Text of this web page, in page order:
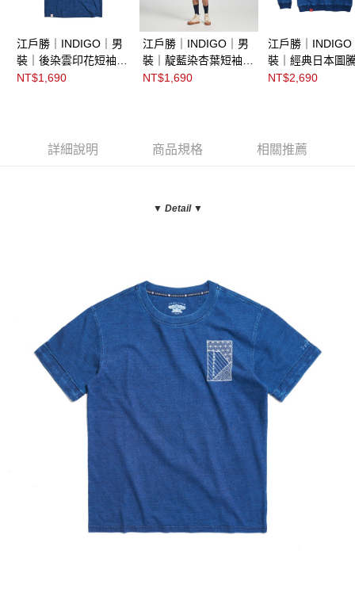
江戶勝｜INDIGO｜男
裝｜後染雲印花短袖T
恤
NT$1,690
江戶勝｜INDIGO｜男
裝｜靛藍染杏葉短袖T
恤
NT$1,690
江戶勝｜INDIGO
裝｜經典日本圖
厚長袖T恤
NT$2,690
詳細說明 商品規格 相關推薦
▼ Detail ▼